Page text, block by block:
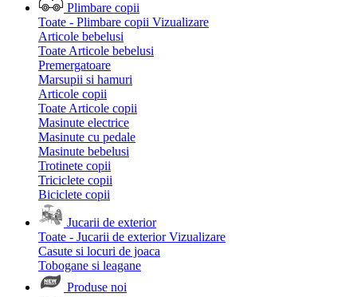
Plimbare copii
Toate - Plimbare copii Vizualizare
Articole bebelusi
Toate Articole bebelusi
Premergatoare
Marsupii si hamuri
Articole copii
Toate Articole copii
Masinute electrice
Masinute cu pedale
Masinute bebelusi
Trotinete copii
Triciclete copii
Biciclete copii
Jucarii de exterior
Toate - Jucarii de exterior Vizualizare
Casute si locuri de joaca
Tobogane si leagane
Produse noi